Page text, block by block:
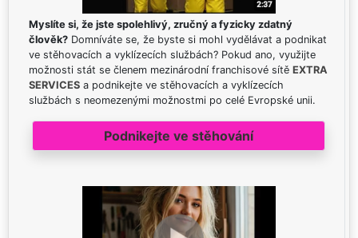
Myslíte si, že jste spolehlivý, zručný a fyzicky zdatný
člověk? Domníváte se, že byste si mohl vydělávat a podnikat
ve stěhovacích a vyklízecích službách? Pokud ano, využijte
možnosti stát se členem mezinárodní franchisové sítě EXTRA
SERVICES a podnikejte ve stěhovacích a vyklízecích
službách s neomezenými možnostmi po celé Evropské unii.
Podnikejte ve stěhování